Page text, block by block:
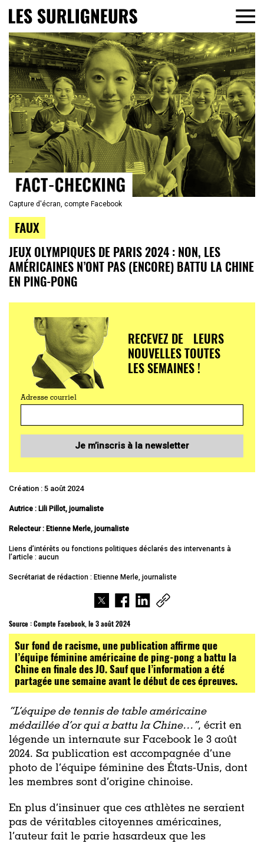
Capture d'écran, compte Facebook
FAUX
JEUX OLYMPIQUES DE PARIS 2024 : NON, LES
AMÉRICAINES N’ONT PAS (ENCORE) BATTU LA CHINE
EN PING-PONG
RECEVEZ DE LEURS
NOUVELLES TOUTES
LES SEMAINES !
Adresse courriel
Je m’inscris à la newsletter
Création : 5 août 2024
Autrice : Lili Pillot, journaliste
Relecteur : Etienne Merle, journaliste
Liens d’intérêts ou fonctions politiques déclarés des intervenants à
l’article : aucun
Secrétariat de rédaction : Etienne Merle, journaliste
Source :Compte Facebook, le 3 août 2024
Sur fond de racisme, une publication affirme que
l’équipe féminine américaine de ping-pong a battu la
Chine en finale des JO. Sauf que l’information a été
partagée une semaine avant le début de ces épreuves.
“L’équipe de tennis de table américaine
médaillée d’or qui a battu la Chine…”, écrit en
légende un internaute sur Facebook le 3 août
2024. Sa publication est accompagnée d’une
photo de l’équipe féminine des États-Unis, dont
les membres sont d’origine chinoise.
En plus d’insinuer que ces athlètes ne seraient
pas de véritables citoyennes américaines,
l’auteur fait le parie hasardeux que les